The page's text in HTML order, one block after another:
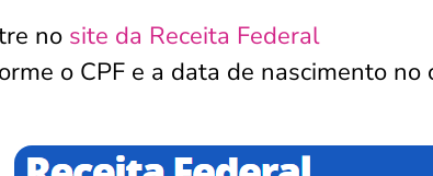
no site da Receita Federal
o CPF e a data de nascimento no